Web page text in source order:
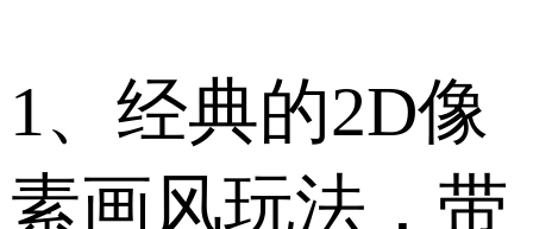
1、经典的2D像
素画风玩法，带